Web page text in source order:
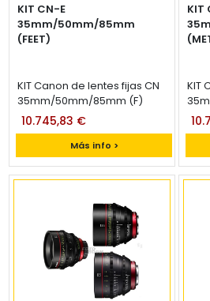
KIT CN-E
35mm/50mm/85mm
(FEET)
KIT Canon de lentes fijas CN
35mm/50mm/85mm (F)
Más info >
10.745,83 €
KIT
KIT